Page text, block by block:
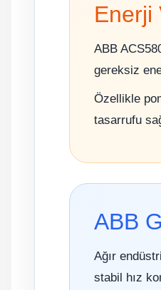
Enerji
ABB
gereksiz
Özellikle
tasarrufu
ABB
Ağır
stabil hız